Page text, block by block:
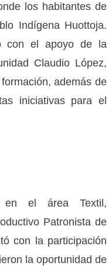
los habitantes de
Indígena Huottoja.
con el apoyo de la
Claudio López,
además de
iniciativas para el
en el área Textil,
Patronista de
con la participación
la oportunidad de